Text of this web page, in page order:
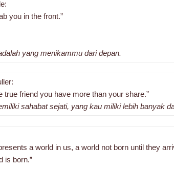
you in the front.”
yang menikammu dari depan.
true friend you have more than your share.”
sahabat sejati, yang kau miliki lebih banyak
a world in us, a world not born until they
is born.”